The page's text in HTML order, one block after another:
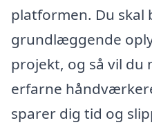
platformen. Du skal
grundlæggende
projekt, og så vil du
erfarne
sparer dig tid og